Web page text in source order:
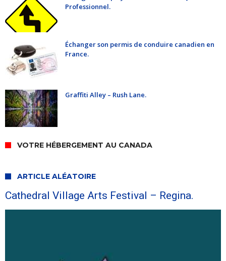
Professionnel.
Échanger son permis de conduire canadien en
France.
Graffiti Alley – Rush Lane.
VOTRE HÉBERGEMENT AU CANADA
ARTICLE ALÉATOIRE
Cathedral Village Arts Festival – Regina.